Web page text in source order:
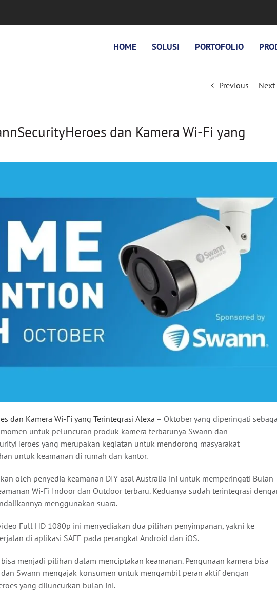
HOME SOLUSI PORTOFOLIO
Previous Next
dan Kamera Wi-Fi yang
dan Kamera Wi-Fi yang Terintegrasi Alexa – Oktober yang diperingati
untuk peluncuran produk kamera terbarunya Swann dan
yang merupakan kegiatan untuk mendorong masyarakat
untuk keamanan di rumah dan kantor.
oleh penyedia keamanan DIY asal Australia ini untuk memperingati Bulan
Wi-Fi Indoor dan Outdoor terbaru. Keduanya sudah terintegrasi
menggunakan suara.
Full HD 1080p ini menyediakan dua pilihan penyimpanan, yakni ke
di aplikasi SAFE pada perangkat Android dan iOS.
menjadi pilihan dalam menciptakan keamanan. Pengunaan kamera bisa
Swann mengajak konsumen untuk mengambil peran aktif dengan
yang diluncurkan bulan ini.